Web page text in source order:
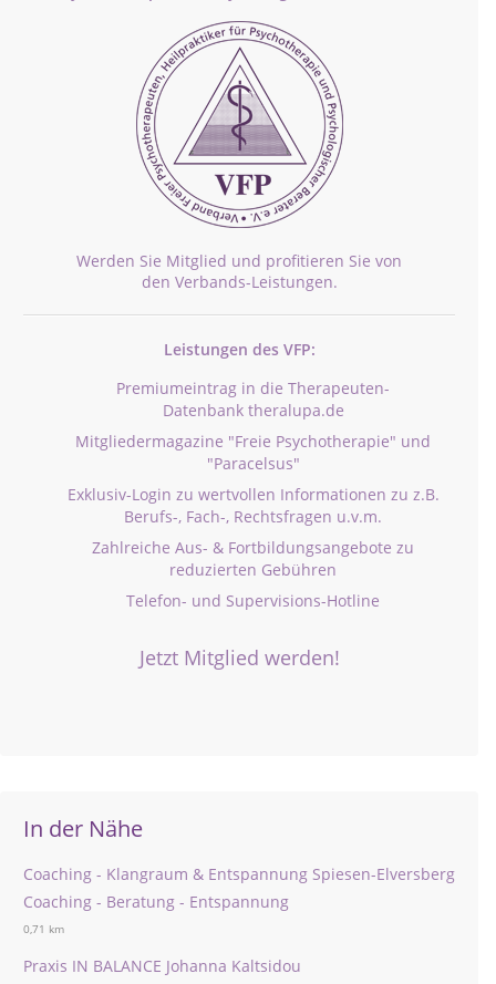
Werden Sie Mitglied und profitieren Sie von
den Verbands-Leistungen.
Leistungen des VFP:
Premiumeintrag in die Therapeuten-
Datenbank theralupa.de
Mitgliedermagazine "Freie Psychotherapie" und
"Paracelsus"
Exklusiv-Login zu wertvollen Informationen zu z.B.
Berufs-, Fach-, Rechtsfragen u.v.m.
Zahlreiche Aus- & Fortbildungsangebote zu
reduzierten Gebühren
Telefon- und Supervisions-Hotline
Jetzt Mitglied werden!
In der Nähe
Coaching - Klangraum & Entspannung Spiesen-Elversberg
Coaching - Beratung - Entspannung
0,71 km
Praxis IN BALANCE Johanna Kaltsidou